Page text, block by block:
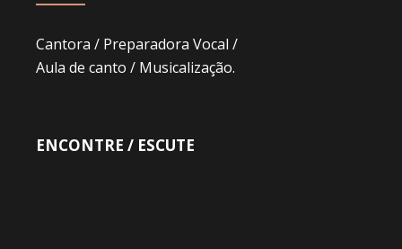
Cantora / Preparadora Vocal /
Aula de canto / Musicalização.
ENCONTRE / ESCUTE